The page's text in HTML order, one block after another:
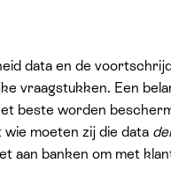
data en de
vraagstukken. Een
beste worden
moeten zij die data
aan banken om met